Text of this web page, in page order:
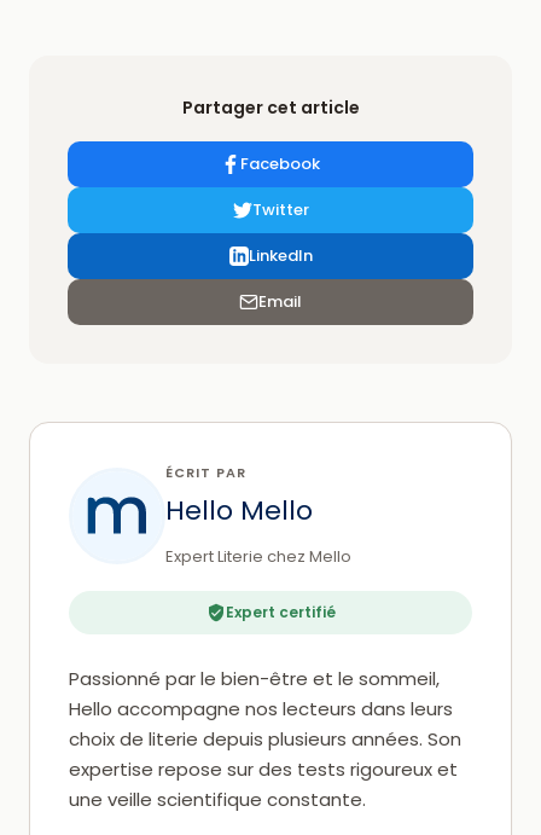
Partager cet article
Facebook
Twitter
LinkedIn
Email
ÉCRIT PAR
Hello Mello
Expert Literie chez Mello
Expert certifié
Passionné par le bien-être et le sommeil,
Hello accompagne nos lecteurs dans leurs
choix de literie depuis plusieurs années. Son
expertise repose sur des tests rigoureux et
une veille scientifique constante.